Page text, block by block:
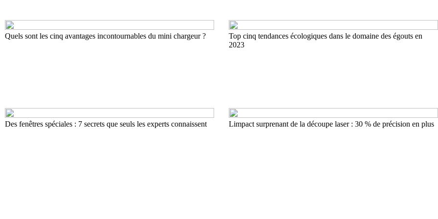
Quels sont les cinq avantages incontournables du mini chargeur ?
Des fenêtres spéciales : 7 secrets que seuls les experts connaissent
Top cinq tendances écologiques dans le domaine des égouts en
2023
Limpact surprenant de la découpe laser : 30 % de précision en plus